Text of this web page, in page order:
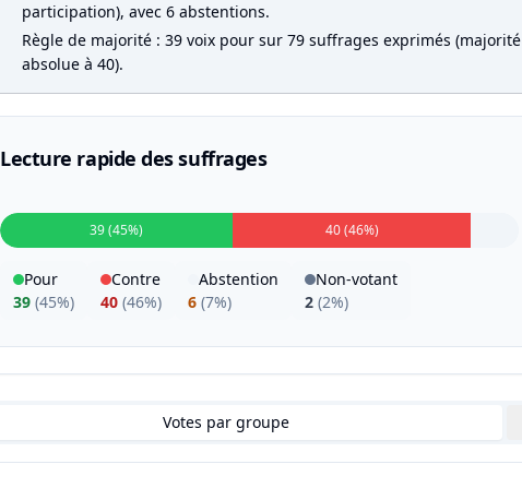
participation), avec 6 abstentions.
Règle de majorité : 39 voix pour sur 79 suffrages exprimés (majorité
absolue à 40).
Lecture rapide des suffrages
39 (45%) 40 (46%)
Pour
39 (45%)
Contre
40 (46%)
Abstention
6 (7%)
Non-votant
2 (2%)
Votes par groupe